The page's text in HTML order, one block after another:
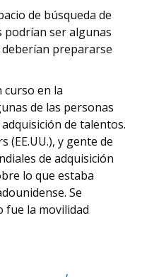
de búsqueda de
podrían ser algunas
deberían prepararse
curso en la
de las personas
de talentos.
(EE.UU.), y gente de
de adquisición
lo que estaba
Se
fue la movilidad